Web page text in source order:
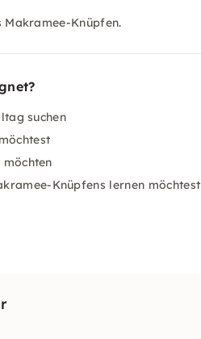
Makramee-Knüpfen.
suchen
Knüpfens lernen möchtest